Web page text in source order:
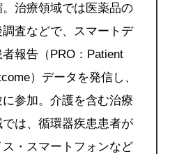
治療領域では医薬品の
査などで、スマートデ
報告（PRO：Patient
）データを発信し、
参加。介護を含む治療
は、循環器疾患患者が
・スマートフォンなど